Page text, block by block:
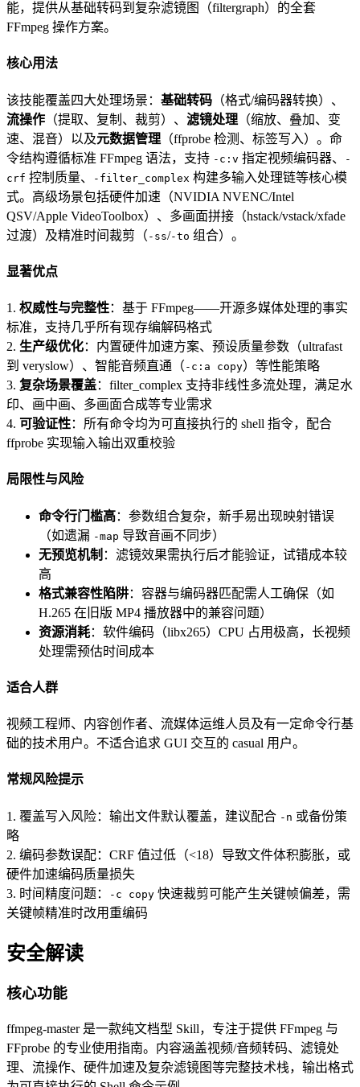
能，提供从基础转码到复杂滤镜图（filtergraph）的全套
FFmpeg 操作方案。
核心用法
该技能覆盖四大处理场景： 基础转码 （格式/编码器转换）、
流操作 （提取、复制、裁剪）、 滤镜处理 （缩放、叠加、变
速、混音）以及元数据管理 （ffprobe 检测、标签写入）。命
令结构遵循标准 FFmpeg 语法，支持 -c:v 指定视频编码器、
-
crf 控制质量、 -filter_complex 构建多输入处理链等核心模
式。高级场景包括硬件加速（NVIDIA NVENC/Intel
QSV/Apple VideoToolbox）、多画面拼接（hstack/vstack/xfade
过渡）及精准时间裁剪（ -ss/-to 组合）。
显著优点
1. 权威性与完整性：基于 FFmpeg——开源多媒体处理的事实
标准，支持几乎所有现存编解码格式
2. 生产级优化：内置硬件加速方案、预设质量参数（ultrafast
到 veryslow）、智能音频直通（ -c:a copy）等性能策略
3. 复杂场景覆盖：filter_complex 支持非线性多流处理，满足水
印、画中画、多画面合成等专业需求
4. 可验证性：所有命令均为可直接执行的 shell 指令，配合
ffprobe 实现输入输出双重校验
局限性与风险
命令行门槛高：参数组合复杂，新手易出现映射错误
（如遗漏 -map 导致音画不同步）
无预览机制 ：滤镜效果需执行后才能验证，试错成本较
高
格式兼容性陷阱：容器与编码器匹配需人工确保（如
H.265 在旧版 MP4 播放器中的兼容问题）
资源消耗：软件编码（libx265）CPU 占用极高，长视频
处理需预估时间成本
适合人群
视频工程师、内容创作者、流媒体运维人员及有一定命令行基
础的技术用户。不适合追求 GUI 交互的 casual 用户。
常规风险提示
1. 覆盖写入风险：输出文件默认覆盖，建议配合 -n 或备份策
略
2. 编码参数误配：CRF 值过低（<18）导致文件体积膨胀，或
硬件加速编码质量损失
3. 时间精度问题：
-c copy 快速裁剪可能产生关键帧偏差，需
关键帧精准时改用重编码
安全解读
核心功能
ffmpeg-master 是一款纯文档型 Skill，专注于提供 FFmpeg 与
FFprobe 的专业使用指南。内容涵盖视频/音频转码、滤镜处
理、流操作、硬件加速及复杂滤镜图等完整技术栈，输出格式